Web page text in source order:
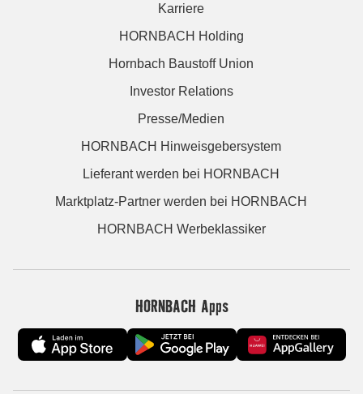
Karriere
HORNBACH Holding
Hornbach Baustoff Union
Investor Relations
Presse/Medien
HORNBACH Hinweisgebersystem
Lieferant werden bei HORNBACH
Marktplatz-Partner werden bei HORNBACH
HORNBACH Werbeklassiker
HORNBACH Apps